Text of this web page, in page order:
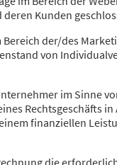
Kunden
der/des
von
im Sinne
Rechtsgeschäfts
finanziellen